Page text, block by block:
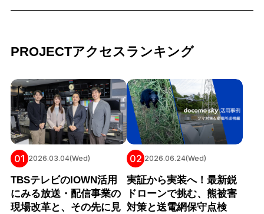
PROJECTアクセスランキング
01 2026.03.04(Wed)
TBSテレビのIOWN活用
にみる放送・配信事業の
現場改革と、その先に見
02 2026.06.24(Wed)
実証から実装へ！最新鋭
ドローンで挑む、熊被害
対策と送電網保守点検